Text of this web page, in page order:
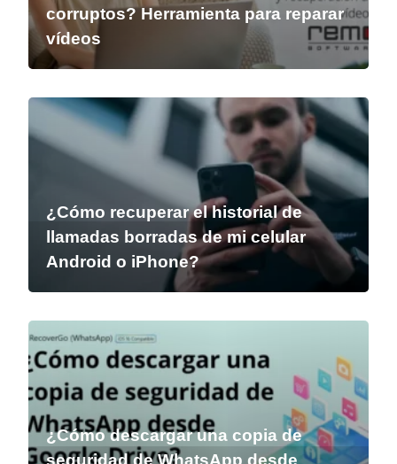
corruptos? Herramienta para reparar
vídeos
¿Cómo recuperar el historial de
llamadas borradas de mi celular
Android o iPhone?
¿Cómo descargar una copia de
seguridad de WhatsApp desde